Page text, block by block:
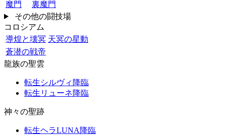
魔門
裏魔門
その他の闘技場
コロシアム
導煌と壊冥 天冥の星動
蒼潜の戦帝
龍族の聖雲
転生シルヴィ降臨
転生リューネ降臨
神々の聖跡
転生ヘラLUNA降臨